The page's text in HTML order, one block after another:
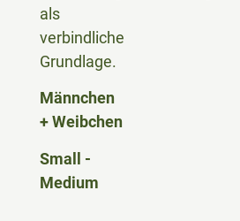
als
verbindliche
Grundlage.
Männchen
+ Weibchen
Small -
Medium